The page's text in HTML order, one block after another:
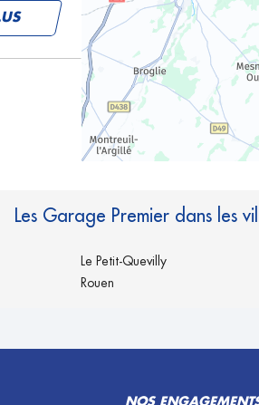
Les Garage Premier dans les
Le Petit-Quevilly
Rouen
NOS